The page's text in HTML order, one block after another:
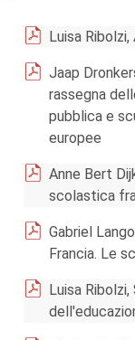
Luisa
Jaap
rassegna
pubblica e
europee
Anne Bert
scolastica
Gabriel
Francia. Le
Luisa